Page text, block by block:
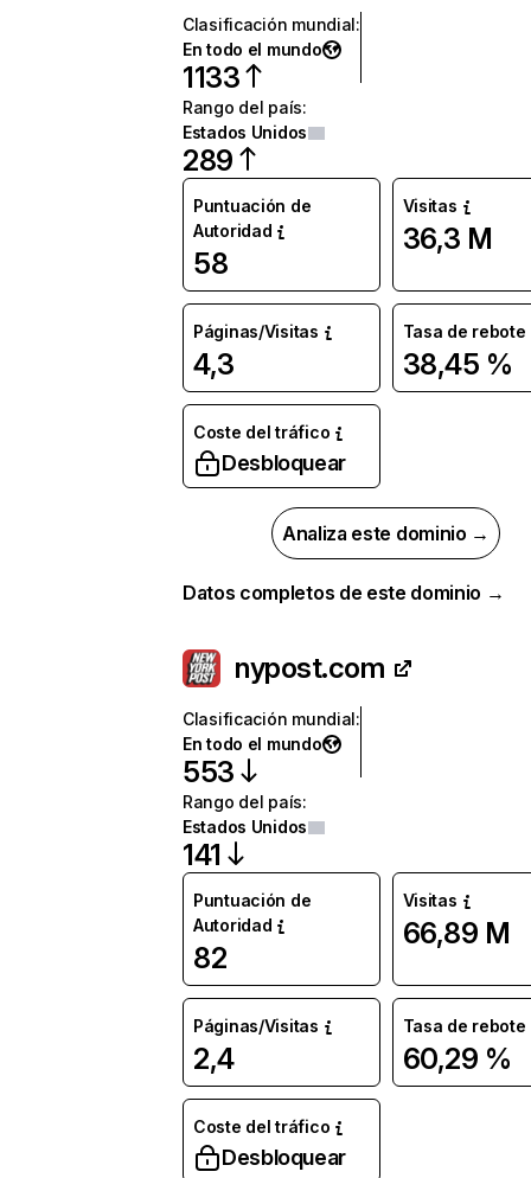
Clasificación mundial:
En todo el mundo
1133
Rango del país:
Estados Unidos
289
Puntuación de
Autoridad
58
Visitas
36,3 M
Páginas/Visitas
4,3
Tasa de rebote
38,45 %
Coste del tráfico
Desbloquear
Analiza este dominio →
Datos completos de este dominio →
nypost.com
Clasificación mundial:
En todo el mundo
553
Rango del país:
Estados Unidos
141
Puntuación de
Autoridad
82
Visitas
66,89 M
Páginas/Visitas
2,4
Tasa de rebote
60,29 %
Coste del tráfico
Desbloquear